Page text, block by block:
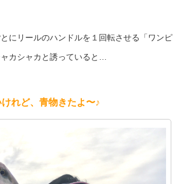
にリールのハンドルを１回転させる「ワンピ
カシャカと誘っていると…
れど、青物きたよ〜♪